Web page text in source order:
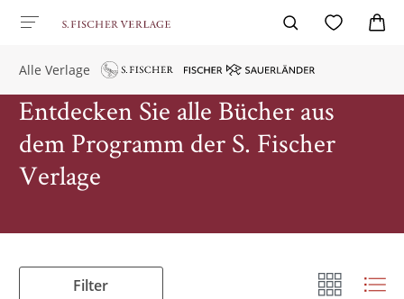
Alle Verlage
Entdecken Sie alle Bücher aus
dem Programm der S. Fischer
Verlage
Filter